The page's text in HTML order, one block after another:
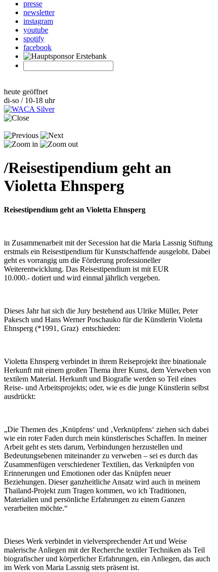
presse
newsletter
instagram
youtube
spotify
facebook
heute geöffnet
di-so / 10-18 uhr
/Reisestipendium geht an
Violetta Ehnsperg
Reisestipendium geht an Violetta Ehnsperg
in Zusammenarbeit mit der Secession hat die Maria Lassnig Stiftung
erstmals ein Reisestipendium für Kunstschaffende ausgelobt. Dabei
geht es vorrangig um die Förderung professioneller
Weiterentwicklung. Das Reisestipendium ist mit EUR
10.000.- dotiert und wird einmal jährlich vergeben.
Dieses Jahr hat sich die Jury bestehend aus Ulrike Müller, Peter
Pakesch und Hans Werner Poschauko für die Künstlerin Violetta
Ehnsperg (*1991, Graz) entschieden:
Violetta Ehnsperg verbindet in ihrem Reiseprojekt ihre binationale
Herkunft mit einem großen Thema ihrer Kunst, dem Verweben von
textilem Material. Herkunft und Biografie werden so Teil eines
Reise- und Arbeitsprojekts; oder, wie es die junge Künstlerin selbst
ausdrückt:
„Die Themen des ‚Knüpfens‘ und ‚Verknüpfens‘ ziehen sich dabei
wie ein roter Faden durch mein künstlerisches Schaffen. In meiner
Arbeit geht es stets darum, Verbindungen herzustellen und
Bedeutungsebenen miteinander zu verweben – sei es durch das
Zusammenfügen verschiedener Textilien, das Verknüpfen von
Erinnerungen und Emotionen oder das Knüpfen neuer
Beziehungen. Dieser ganzheitliche Ansatz wird auch in meinem
Thailand-Projekt zum Tragen kommen, wo ich Traditionen,
Materialien und persönliche Erfahrungen zu einem Ganzen
verarbeiten möchte.“
Dieses Werk verbindet in vielversprechender Art und Weise
malerische Anliegen mit der Recherche textiler Techniken als Teil
biografischer und körperlicher Erfahrungen, ein Anliegen, das auch
im Werk von Maria Lassnig stets präsent ist.